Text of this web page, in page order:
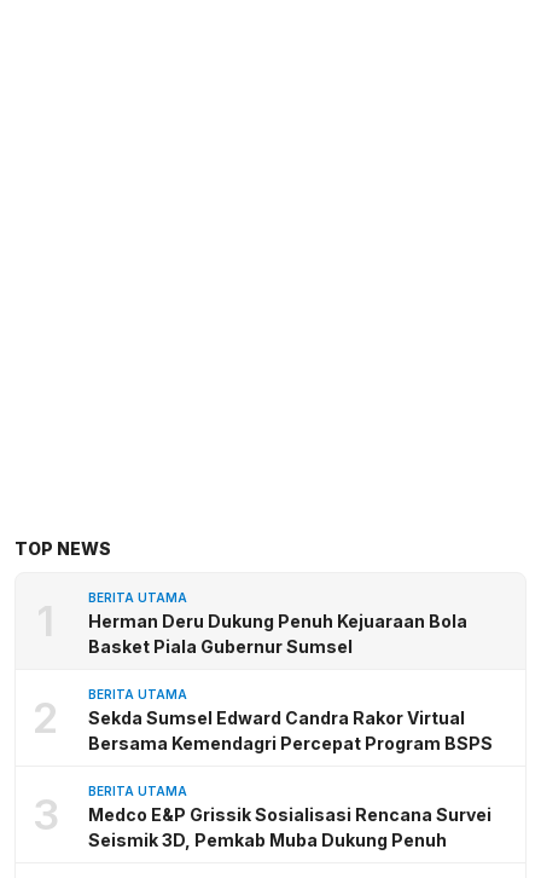
TOP NEWS
1 BERITA UTAMA
Herman Deru Dukung Penuh Kejuaraan Bola
Basket Piala Gubernur Sumsel
2 BERITA UTAMA
Sekda Sumsel Edward Candra Rakor Virtual
Bersama Kemendagri Percepat Program BSPS
3 BERITA UTAMA
Medco E&P Grissik Sosialisasi Rencana Survei
Seismik 3D, Pemkab Muba Dukung Penuh